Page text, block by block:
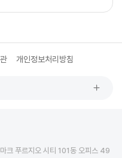
개인정보처리방침
크 푸르지오 시티 101동 오피스 49